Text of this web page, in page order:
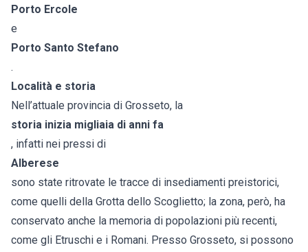
Porto Ercole
e
Porto Santo Stefano
.
Località e storia
Nell’attuale provincia di Grosseto, la
storia inizia migliaia di anni fa
, infatti nei pressi di
Alberese
sono state ritrovate le tracce di insediamenti preistorici,
come quelli della Grotta dello Scoglietto; la zona, però, ha
conservato anche la memoria di popolazioni più recenti,
come gli Etruschi e i Romani. Presso Grosseto, si possono